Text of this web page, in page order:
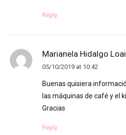
Reply
Marianela Hidalgo
05/10/2019 at 10:42
Buenas quisiera
las máquinas de café y el
Gracias
Reply